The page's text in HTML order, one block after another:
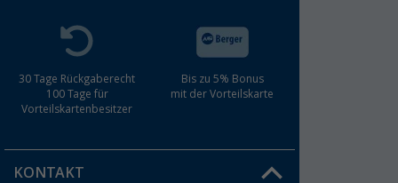
30 Tage Rückgaberecht
100 Tage für
Vorteilskartenbesitzer
Bis zu 5% Bonus
mit der Vorteilskarte
KONTAKT